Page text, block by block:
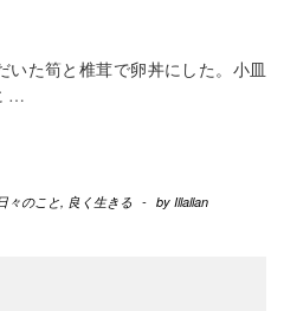
た筍と椎茸で卵丼にした。小皿
…
々のこと, 良く生きる - by Illallan